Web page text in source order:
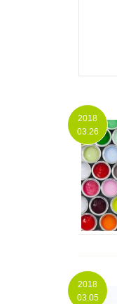
2018
03.26
2018
03.05